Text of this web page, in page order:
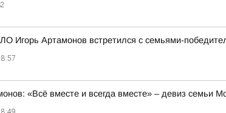
Игорь Артамонов встретился с семьями-
«Всё вместе и всегда вместе» – девиз семьи